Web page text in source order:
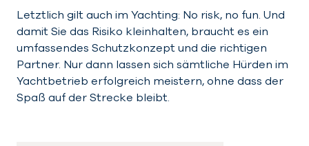
Letztlich gilt auch im Yachting: No risk, no fun. Und
damit Sie das Risiko kleinhalten, braucht es ein
umfassendes Schutzkonzept und die richtigen
Partner. Nur dann lassen sich sämtliche Hürden im
Yachtbetrieb erfolgreich meistern, ohne dass der
Spaß auf der Strecke bleibt.